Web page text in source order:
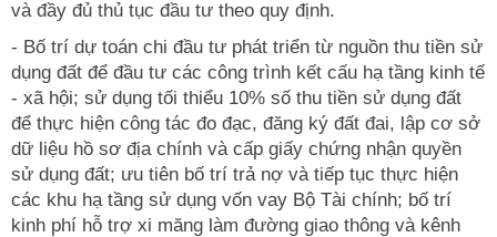
và đầy đủ thủ tục đầu tư theo quy định.
- Bố trí dự toán chi đầu tư phát triển từ nguồn thu tiền sử
dụng đất để đầu tư các công trình kết cấu hạ tầng kinh tế
- xã hội; sử dụng tối thiểu 10% số thu tiền sử dụng đất
để thực hiện công tác đo đạc, đăng ký đất đai, lập cơ sở
dữ liệu hồ sơ địa chính và cấp giấy chứng nhận quyền
sử dụng đất; ưu tiên bố trí trả nợ và tiếp tục thực hiện
các khu hạ tầng sử dụng vốn vay Bộ Tài chính; bố trí
kinh phí hỗ trợ xi măng làm đường giao thông và kênh